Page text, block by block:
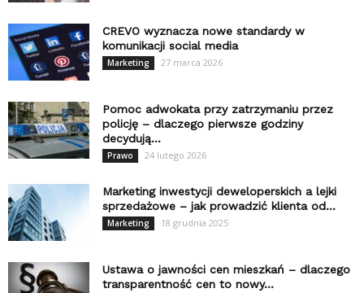
CREVO wyznacza nowe standardy w
komunikacji social media
Marketing 27 marca 2026
Pomoc adwokata przy zatrzymaniu przez
policję – dlaczego pierwsze godziny
decydują...
Prawo 24 lutego 2026
Marketing inwestycji deweloperskich a lejki
sprzedażowe – jak prowadzić klienta od...
Marketing 18 grudnia 2025
Ustawa o jawności cen mieszkań – dlaczego
transparentność cen to nowy...